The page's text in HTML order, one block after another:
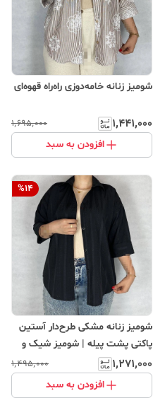
شومیز زنانه خامه‌دوزی راه‌راه قهوه‌ای
۱٬۴۴۱٬۰۰۰ ۱٬۶۹۵٬۰۰۰
افزودن به سبد
%14
شومیز زنانه مشکی طرح‌دار آستین
پاکتی پشت پیله | شومیز شیک و
خاص
۱٬۲۷۱٬۰۰۰ ۱٬۴۹۵٬۰۰۰
افزودن به سبد